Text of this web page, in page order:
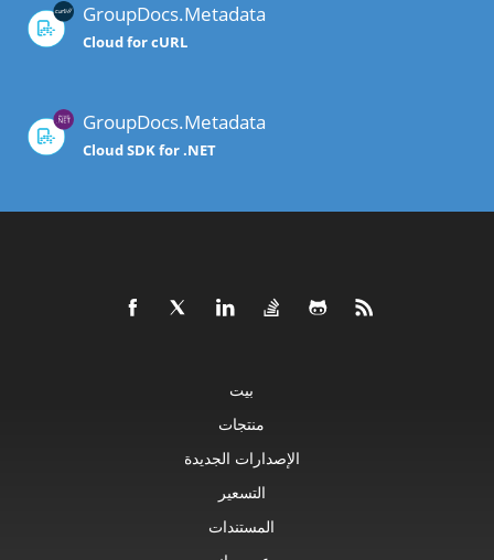
GroupDocs.Metadata
Cloud for cURL
GroupDocs.Metadata
Cloud SDK for .NET
بيت
منتجات
الإصدارات الجديدة
التسعير
المستندات